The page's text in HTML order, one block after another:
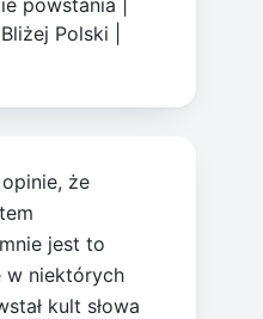
powstania
Bliżej Polski
że
jest to
w niektórych
kult słowa